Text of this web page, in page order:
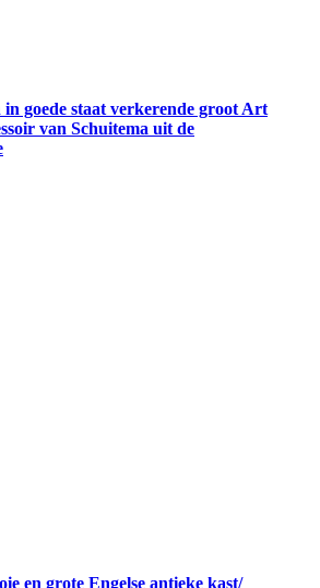
in goede staat verkerende groot Art
van Schuitema uit de
en grote Engelse antieke kast/